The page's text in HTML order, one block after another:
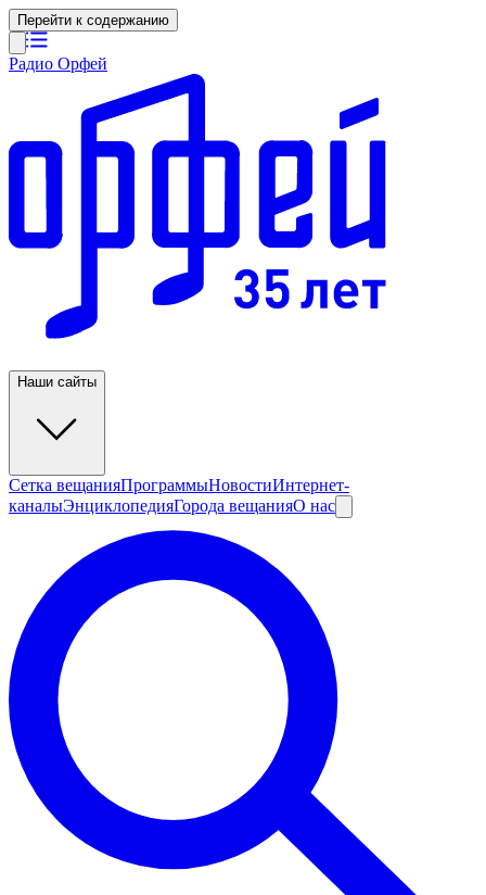
Перейти к содержанию
Радио Орфей
Наши сайты
Сетка вещанияПрограммыНовостиИнтернет-
каналыЭнциклопедияГорода вещанияО нас